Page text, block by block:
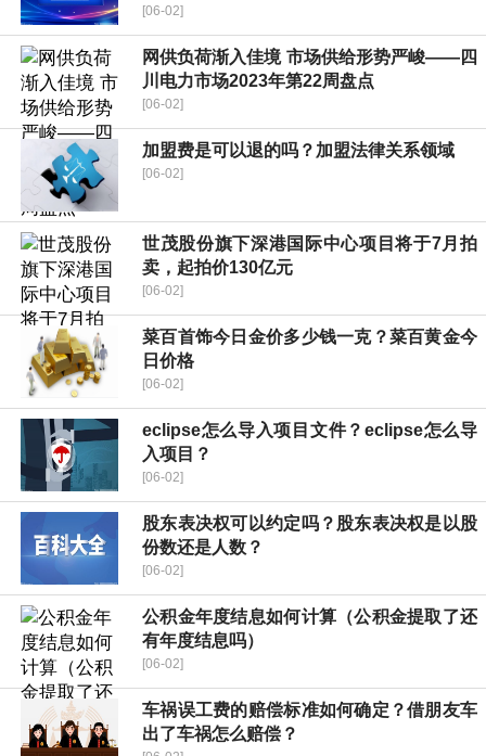
[06-02]
网供负荷渐入佳境 市场供给形势严峻——四
川电力市场2023年第22周盘点
[06-02]
加盟费是可以退的吗？加盟法律关系领域
[06-02]
世茂股份旗下深港国际中心项目将于7月拍
卖，起拍价130亿元
[06-02]
菜百首饰今日金价多少钱一克？菜百黄金今
日价格
[06-02]
eclipse怎么导入项目文件？eclipse怎么导
入项目？
[06-02]
股东表决权可以约定吗？股东表决权是以股
份数还是人数？
[06-02]
公积金年度结息如何计算（公积金提取了还
有年度结息吗）
[06-02]
车祸误工费的赔偿标准如何确定？借朋友车
出了车祸怎么赔偿？